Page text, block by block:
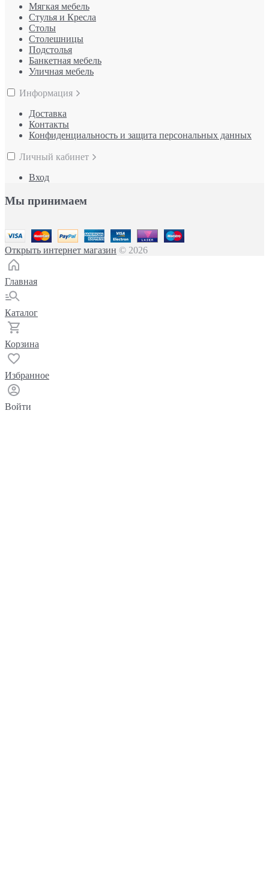
Мягкая мебель
Стулья и Кресла
Столы
Столешницы
Подстолья
Банкетная мебель
Уличная мебель
Информация
Доставка
Контакты
Конфиденциальность и защита персональных данных
Личный кабинет
Вход
Мы принимаем
Открыть интернет магазин © 2026
Главная
Каталог
Корзина
Избранное
Войти